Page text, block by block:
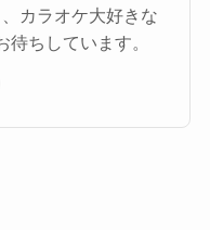
カラオケ大好きな
ちしています。